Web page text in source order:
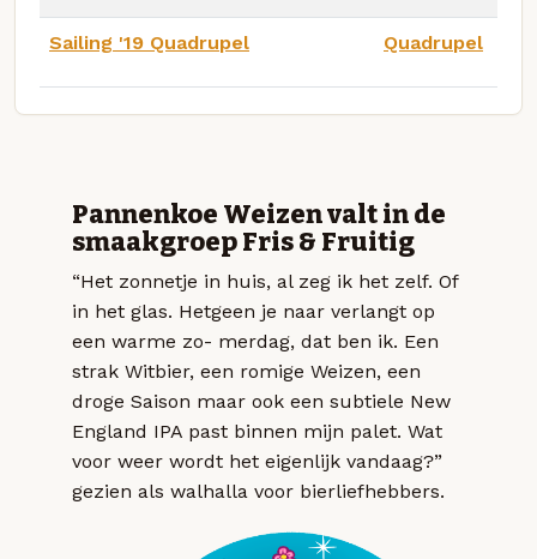
Sailing '19 Quadrupel Quadrupel
Pannenkoe Weizen valt in de
smaakgroep Fris & Fruitig
“Het zonnetje in huis, al zeg ik het zelf. Of
in het glas. Hetgeen je naar verlangt op
een warme zo- merdag, dat ben ik. Een
strak Witbier, een romige Weizen, een
droge Saison maar ook een subtiele New
England IPA past binnen mijn palet. Wat
voor weer wordt het eigenlijk vandaag?”
gezien als walhalla voor bierliefhebbers.